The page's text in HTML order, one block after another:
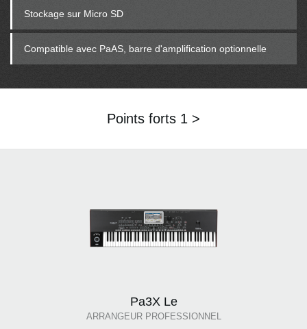
Stockage sur Micro SD
Compatible avec PaAS, barre d'amplification optionnelle
Points forts 1 >
Pa3X Le
ARRANGEUR PROFESSIONNEL